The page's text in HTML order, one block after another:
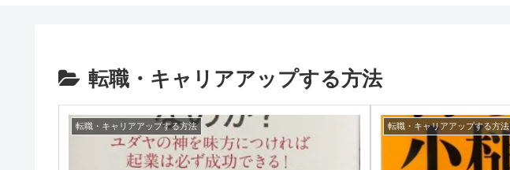
転職・キャリアアップする方法
転職・キャリアアップする方法 転職・キャリアアップする方法